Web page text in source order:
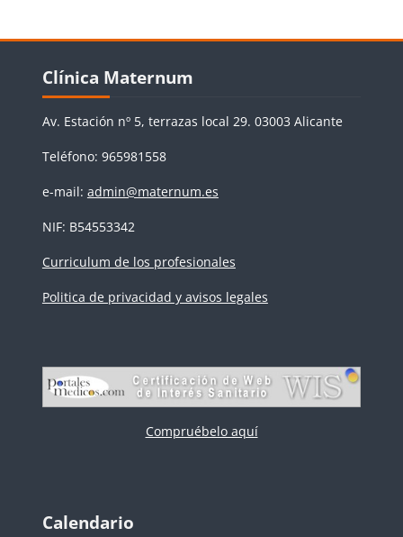
Bloques
Clínica Maternum
Av. Estación nº 5, terrazas local 29. 03003 Alicante
Teléfono: 965981558
e-mail: admin@maternum.es
NIF: B54553342
Curriculum de los profesionales
Politica de privacidad y avisos legales
Compruébelo aquí
Bloques
Calendario